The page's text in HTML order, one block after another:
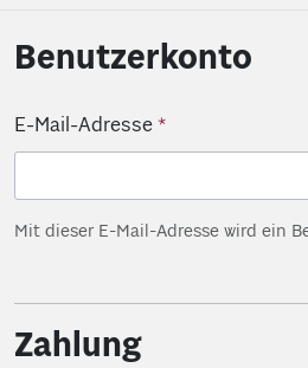
Benutzerkonto
E-Mail-Adresse
Mit dieser E-Mail-Adresse wird ein
Zahlung